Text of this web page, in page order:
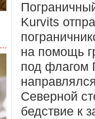
Kurvits
на помощь
под флагом
Северной
бедствие к